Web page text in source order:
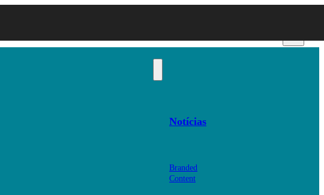
Notícias
Branded
Content